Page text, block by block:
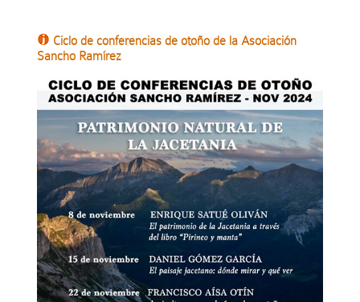
Ciclo de conferencias de otoño de la Asociación
Sancho Ramírez